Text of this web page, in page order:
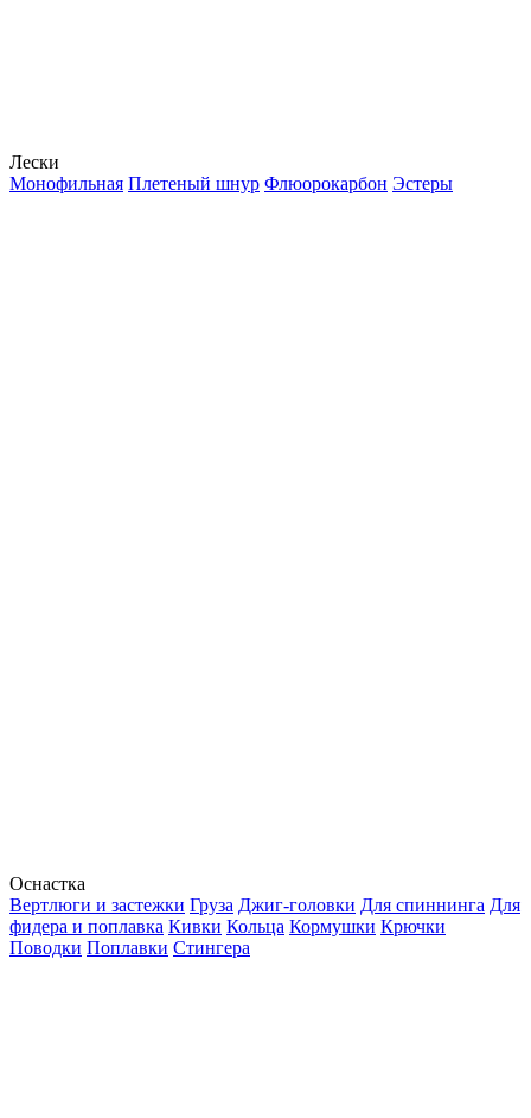
Лески
Монофильная Плетеный шнур Флюорокарбон Эстеры
Оснастка
Вертлюги и застежки Груза Джиг-головки Для спиннинга Для
фидера и поплавка Кивки Кольца Кормушки Крючки
Поводки Поплавки Стингера